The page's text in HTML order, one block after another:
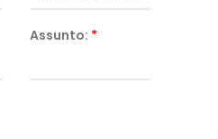
Assunto: *